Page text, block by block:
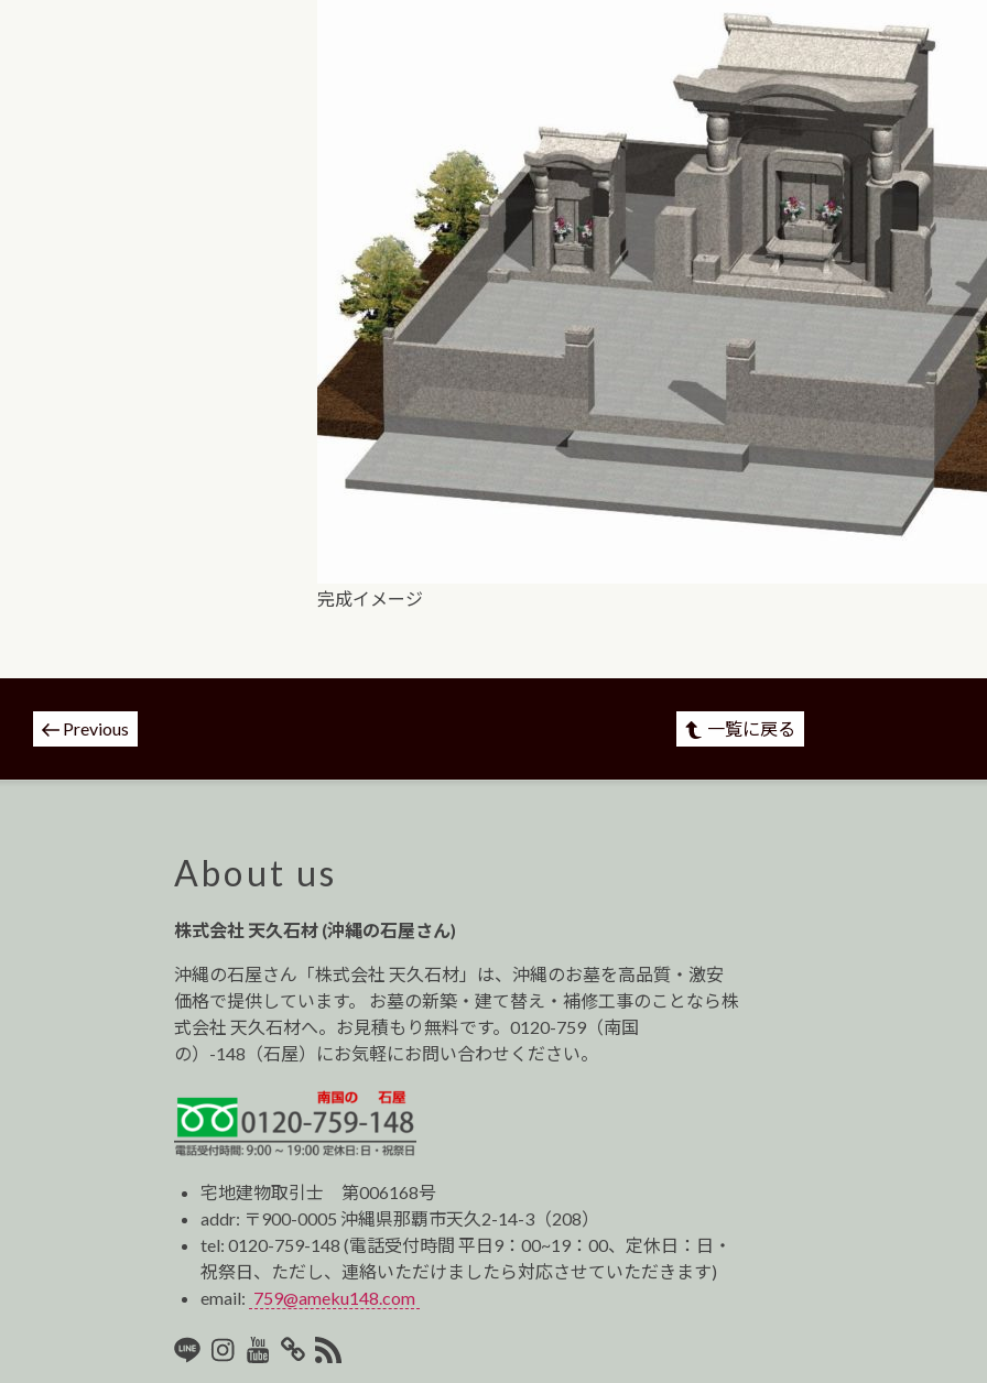
完成イメージ
投
稿
ナ
Previous 一覧に戻る
About us
株式会社 天久石材 (沖縄の石屋さん)
沖縄の石屋さん「株式会社 天久石材」は、沖縄のお墓を高品質・激安
価格で提供しています。 お墓の新築・建て替え・補修工事のことなら株
式会社 天久石材へ。お見積もり無料です。0120-759（南国
の）-148（石屋）にお気軽にお問い合わせください。
宅地建物取引士 第006168号
addr: 〒900-0005 沖縄県那覇市天久2-14-3（208）
tel:0120-759-148 (電話受付時間 平日9：00~19：00、定休日：日・
祝祭日、ただし、連絡いただけましたら対応させていただきます)
email: 759@ameku148.com
LINEInstagram
Youtube
マ RSS2